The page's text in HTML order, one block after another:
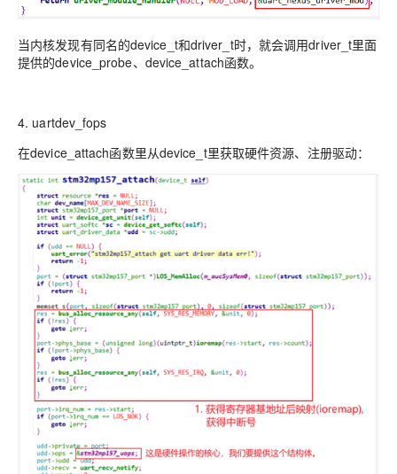
当内核发现有同名的device_t和driver_t时，就会调用driver_t里面
提供的device_probe、device_attach函数。
4. uartdev_fops
在device_attach函数里从device_t里获取硬件资源、注册驱动：